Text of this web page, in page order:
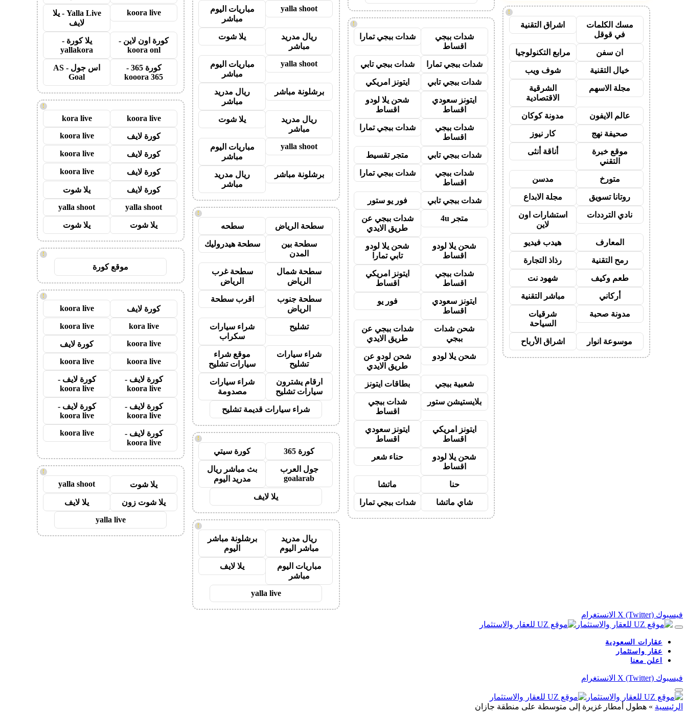
!
مسك الكلمات
في قوقل
اشراق التقنية
ان سفن مرابع التكنولوجيا
خيال التقنية شوف ويب
مجلة الاسهم
الشرقية
الاقتصادية
عالم الايفون مدونة كوكان
صحيفة نهج كار نيوز
موقع خبرة
التقني
أناقة أنثى
متورخ مدسن
روتانا تسويق مجلة الابداع
نادي الترددات
استشارات اون
لاين
المعارف هيدب فيديو
رمح التقنية رذاذ التجارة
طعم وكيف شهود نت
أركاني مباشر التقنية
مدونة صحبة
شرقيات
السياحة
موسوعة انوار اشراق الأرباح
!
شدات ببجي
اقساط
شدات ببجي تمارا
شدات ببجي تمارا شدات ببجي تابي
شدات ببجي تابي ايتونز امريكي
ايتونز سعودي
اقساط
شحن يلا لودو
اقساط
شدات ببجي
اقساط
شدات ببجي تمارا
شدات ببجي تابي متجر تقسيط
شدات ببجي
اقساط
شدات ببجي تمارا
شدات ببجي تابي فور يو ستور
متجر 4u
شدات ببجي عن
طريق الايدي
شحن يلا لودو
اقساط
شحن يلا لودو
تابي تمارا
شدات ببجي
اقساط
ايتونز امريكي
اقساط
ايتونز سعودي
اقساط
فور يو
شحن شدات
ببجي
شدات ببجي عن
طريق الايدي
شحن يلا لودو
شحن لودو عن
طريق الايدي
شعبية ببجي بطاقات ايتونز
بلايستيشن ستور
شدات ببجي
اقساط
ايتونز امريكي
اقساط
ايتونز سعودي
اقساط
شحن يلا لودو
اقساط
حناء شعر
حنا ماتشا
شاي ماتشا شدات ببجي تمارا
yalla shoot
مباريات اليوم
مباشر
ريال مدريد
مباشر
يلا شوت
yalla shoot
مباريات اليوم
مباشر
برشلونة مباشر
ريال مدريد
مباشر
ريال مدريد
مباشر
يلا شوت
yalla shoot
مباريات اليوم
مباشر
برشلونة مباشر
ريال مدريد
مباشر
!
سطحة الرياض سطحه
سطحة بين
المدن
سطحة هيدروليك
سطحة شمال
الرياض
سطحة غرب
الرياض
سطحة جنوب
الرياض
اقرب سطحة
تشليح
شراء سيارات
سكراب
شراء سيارات
تشليح
موقع شراء
سيارات تشليح
ارقام يشترون
سيارات تشليح
شراء سيارات
مصدومة
شراء سيارات قديمة تشليح
!
كورة 365 كورة سيتي
جول العرب
goalarab
بث مباشر ريال
مدريد اليوم
يلا لايف
!
ريال مدريد
مباشر اليوم
برشلونة مباشر
اليوم
مباريات اليوم
مباشر
يلا لايف
yalla live
koora live
Yalla Live - يلا
لايف
كورة اون لاين -
koora onl
يلا كورة -
yallakora
كورة 365 -
kooora 365
اس جول - AS
Goal
!
koora live
kora live
كورة لايف koora live
كورة لايف koora live
كورة لايف koora live
كورة لايف
يلا شوت
yalla shoot
yalla shoot
يلا شوت يلا شوت
!
موقع كورة
!
كورة لايف koora live
kora live
koora live
koora live
كورة لايف
koora live
koora live
كورة لايف -
koora live
كورة لايف -
koora live
كورة لايف -
koora live
كورة لايف -
koora live
كورة لايف -
koora live
koora live
!
يلا شوت yalla shoot
يلا شوت زون
يلا لايف
yalla live
فيسبوك X (Twitter) الانستغرام
عقارات السعودية
عقار واستثمار
اعلن معنا
فيسبوك X (Twitter) الانستغرام
الرئيسية » هطول أمطار غزيرة إلى متوسطة على منطقة جازان